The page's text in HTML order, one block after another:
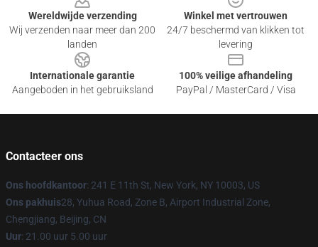
Wereldwijde verzending
Wij verzenden naar meer dan 200
landen
Winkel met vertrouwen
24/7 beschermd van klikken tot
levering
Internationale garantie
Aangeboden in het gebruiksland
100% veilige afhandeling
PayPal / MasterCard / Visa
Contacteer ons
Ons hoofdkantoor: 241 E 11th St, New York, NY 10003, US
Ons pakhuis28, Yuhua Road, Zone B, Airport Industrial Zone,
Chengjiang, Beijing, CN
Uur: 21.00 uur 5.00 uur